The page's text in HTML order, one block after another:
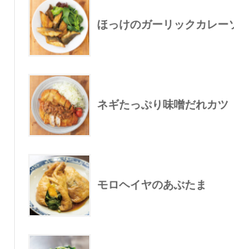
ほっけのガーリックカレー
ネギたっぷり味噌だれカツ
モロヘイヤのあぶたま